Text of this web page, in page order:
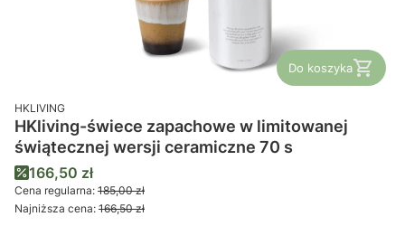
Do koszyka
PRODUCENT
HKLIVING
HKliving-świece zapachowe w limitowanej
świątecznej wersji ceramiczne 70 s
Cena promocyjna
166,50 zł
Cena regularna: 185,00 zł
Najniższa cena: 166,50 zł